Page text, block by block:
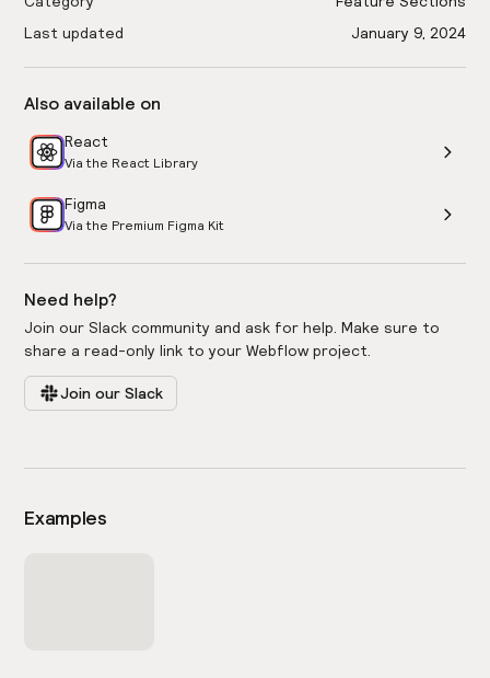
Last updated
January 9, 2024
Also available on
React
Via the React Library
Figma
Via the Premium Figma Kit
Need help?
Join our Slack community and ask for help. Make sure to
share a read-only link to your Webflow project.
Join our Slack
Examples